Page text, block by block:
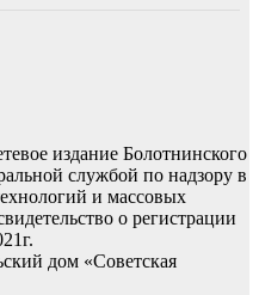
издание Болотнинского
службой по надзору в
и массовых
о регистрации
дом «Советская